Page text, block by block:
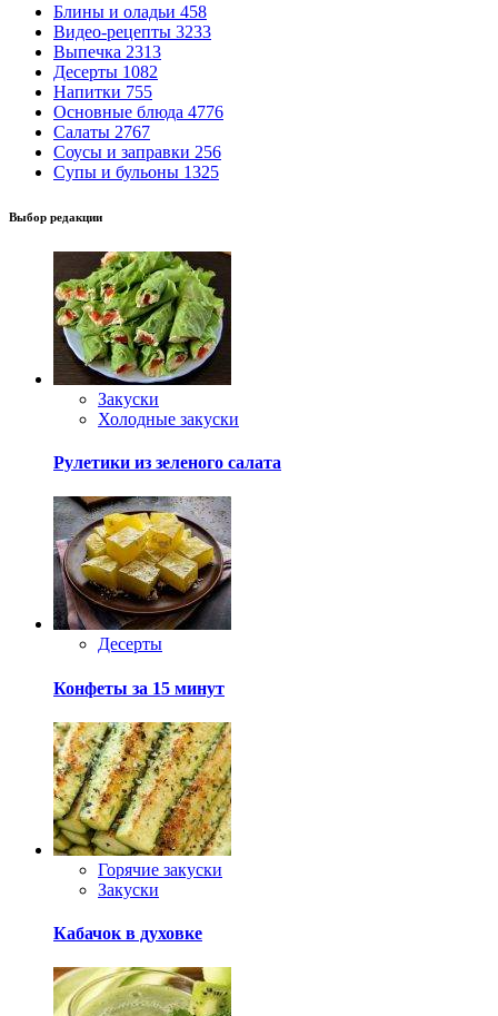
Блины и оладьи 458
Видео-рецепты 3233
Выпечка 2313
Десерты 1082
Напитки 755
Основные блюда 4776
Салаты 2767
Соусы и заправки 256
Супы и бульоны 1325
Выбор редакции
Закуски
Холодные закуски
Рулетики из зеленого салата
Десерты
Конфеты за 15 минут
Горячие закуски
Закуски
Кабачок в духовке